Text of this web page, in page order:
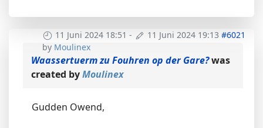
11 Juni 2024 18:51 - 11 Juni 2024 19:13 #6021
by Moulinex
Waassertuerm zu Fouhren op der Gare?was
created byMoulinex
Gudden Owend,